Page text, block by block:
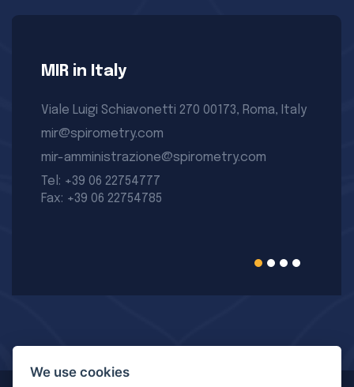
MIR in Italy
Viale Luigi Schiavonetti 270 00173, Roma, Italy
mir@spirometry.com
mir-amministrazione@spirometry.com
Tel: +39 06 22754777
Fax: +39 06 22754785
We use cookies